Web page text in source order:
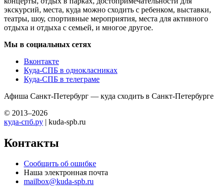
экскурсий, места, куда можно сходить с ребенком, выставки,
театры, шоу, спортивные мероприятия, места для активного
отдыха и отдыха с семьей, и многое другое.
Мы в социальных сетях
Вконтакте
Куда-СПБ в однокласниках
Куда-СПБ в телеграме
Афиша Санкт-Петербург — куда сходить в Санкт-Петербурге
© 2013–2026
куда-спб.ру | kuda-spb.ru
Контакты
Сообщить об ошибке
Наша электронная почта
mailbox@kuda-spb.ru